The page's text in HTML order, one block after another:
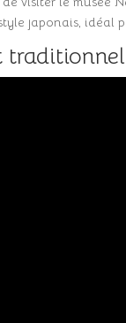
japonais, idéal